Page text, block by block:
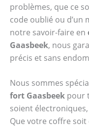
problèmes, que ce
code oublié ou d’un
notre savoir-faire en
Gaasbeek, nous
précis et sans
Nous sommes
fort Gaasbeek pour
soient
Que votre coffre